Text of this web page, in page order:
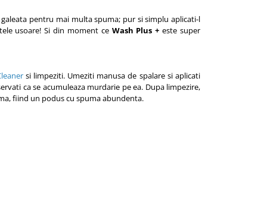
pentru mai multa spuma; pur si simplu aplicati-l
usoare! Si din moment ce Wash Plus + este super
si limpeziti. Umeziti manusa de spalaresi aplicati
ca se acumuleaza murdarie pe ea. Dupa limpezire,
fiind un podus cu spuma abundenta.